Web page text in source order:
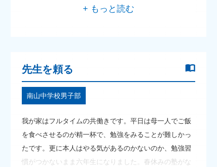
先生を頼る
南山中学校男子部
我が家はフルタイムの共働きです。平日は母一人でご飯
を食べさせるのが精一杯で、勉強をみることが難しかっ
たです。更に本人はやる気があるのかないのか、勉強習
慣がつかないまま六年生になりました。春休みの塾がな